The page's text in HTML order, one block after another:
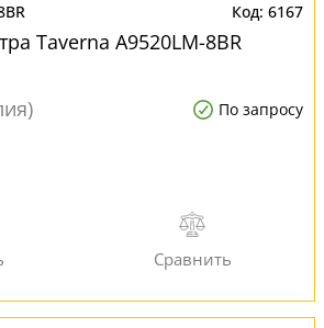
6167
Taverna A9520LM-8BR
По запросу